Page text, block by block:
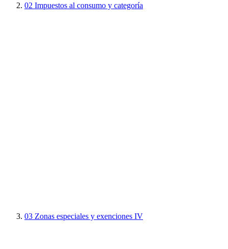
02 Impuestos al consumo y categoría
03 Zonas especiales y exenciones IV